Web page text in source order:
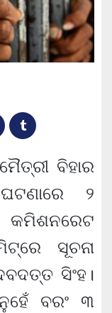
ବିହାର
୨
ସୂଚନା
ସିଂହ।
ବରଂ ୩